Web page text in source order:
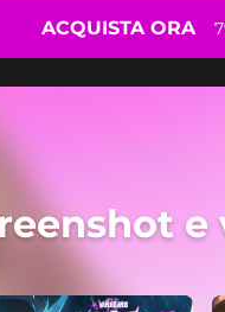
ACQUISTA ORA
e